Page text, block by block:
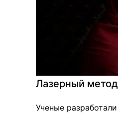
Лазерный
Ученые